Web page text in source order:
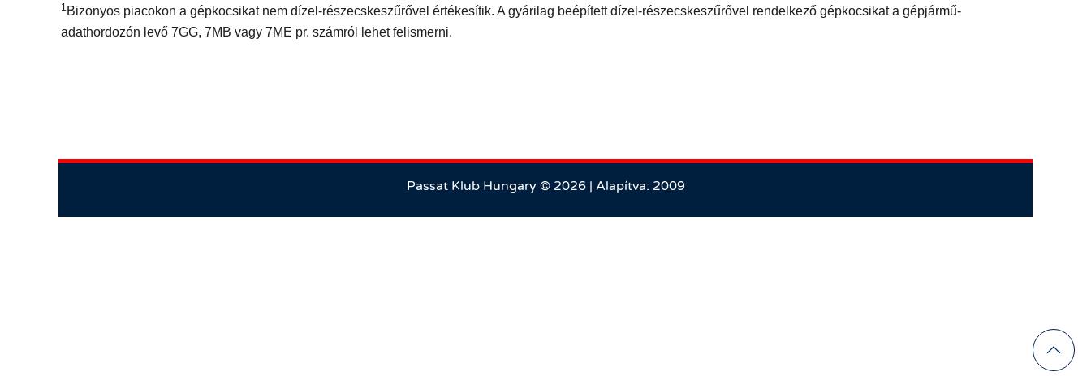
1 Bizonyos piacokon a gépkocsikat nem dízel-részecskeszűrővel értékesítik. A gyárilag beépített dízel-részecskeszűrővel rendelkező gépkocsikat a gépjármű-
adathordozón levő 7GG, 7MB vagy 7ME pr. számról lehet felismerni.
Passat Klub Hungary © 2026 | Alapítva: 2009